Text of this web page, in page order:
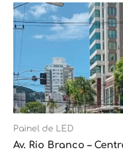
Painel de LED
Av. Rio Branco –